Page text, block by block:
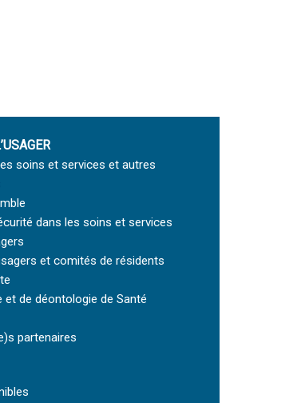
soins et services et autres
dans les soins et services
et comités de résidents
et de déontologie de Santé
partenaires